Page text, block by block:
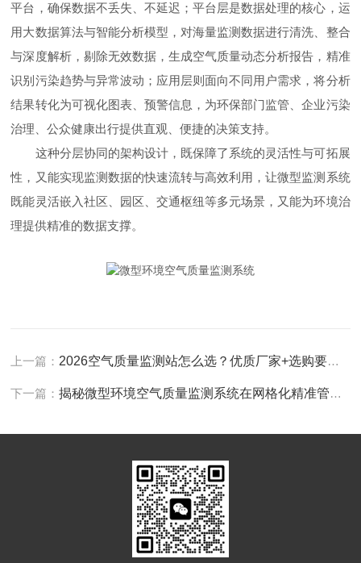
平台，确保数据不丢失、不延迟；平台层是数据处理的核心，运
用大数据算法与智能分析模型，对海量监测数据进行清洗、整合
与深度解析，剔除无效数据，生成空气质量动态分析报告，精准
识别污染趋势与异常波动；应用层则面向不同用户需求，将分析
结果转化为可视化图表、预警信息，为环保部门监管、企业污染
治理、公众健康出行提供直观、便捷的决策支持。
这种分层协同的架构设计，既保障了系统的灵活性与可拓展
性，又能实现监测数据的快速流转与高效利用，让微型监测系统
既能灵活嵌入社区、园区、交通枢纽等多元场景，又能为环境治
理提供精准的数据支撑。
上一篇： 2026空气质量监测站怎么选？优质厂家+选购要点一次讲清
下一篇：揭秘微型环境空气质量监测系统在网格化精准管控中的实战价值